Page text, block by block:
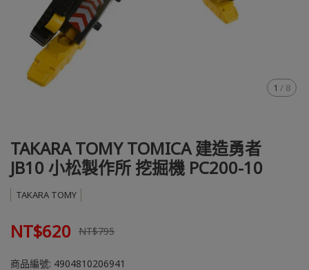
1 / 8
TAKARA TOMY TOMICA 建造勇者
JB10 小松製作所 挖掘機 PC200-10
TAKARA TOMY
NT$620 NT$795
商品編號: 4904810206941